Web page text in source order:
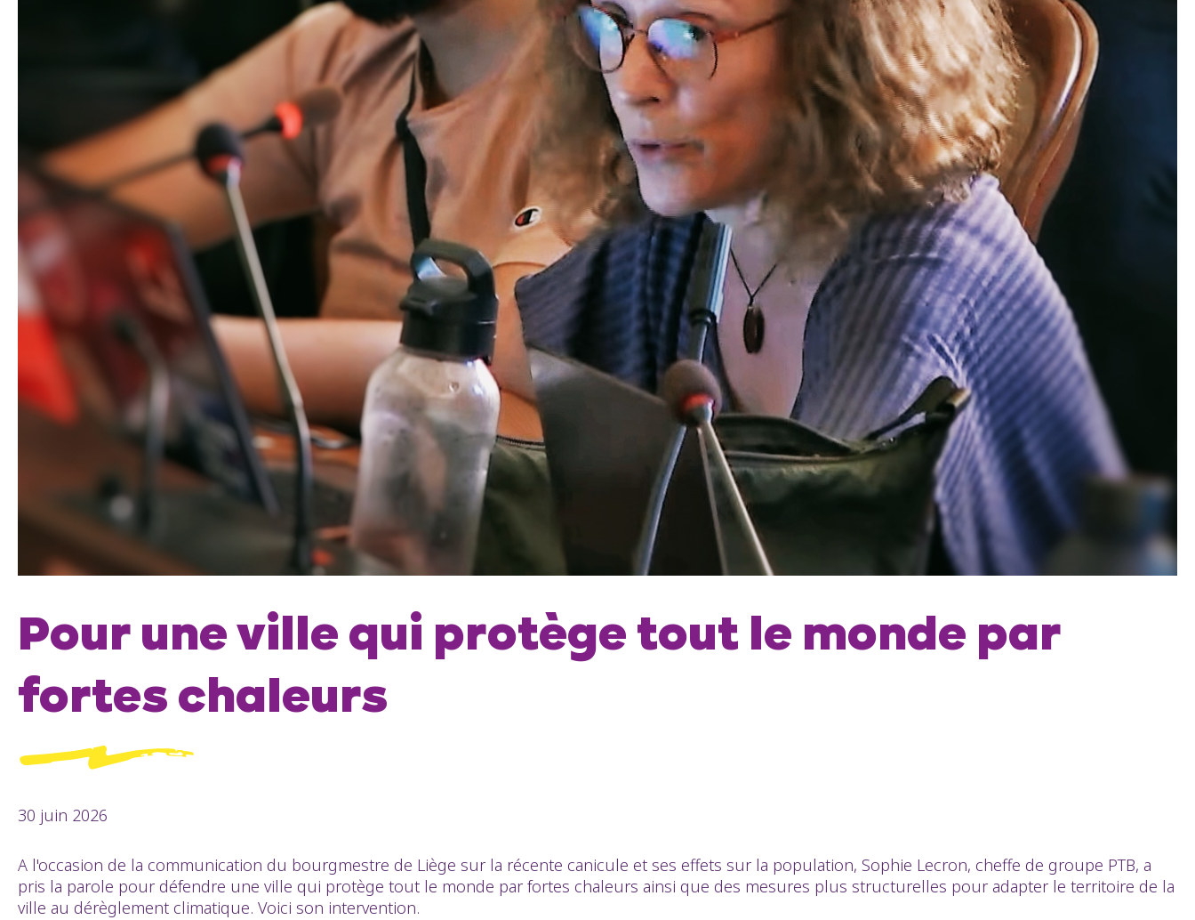
Pour une ville qui protège tout le monde par
fortes chaleurs
30 juin 2026
A l'occasion de la communication du bourgmestre de Liège sur la récente canicule et ses effets sur la population, Sophie Lecron, cheffe de groupe PTB, a
pris la parole pour défendre une ville qui protège tout le monde par fortes chaleurs ainsi que des mesures plus structurelles pour adapter le territoire de la
ville au dérèglement climatique. Voici son intervention.